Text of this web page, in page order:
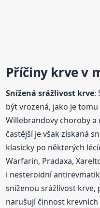
Příčiny krve v
Snížená srážlivost krve:
být vrozená, jako je
Willebrandovy choroby
častější je však získaná
klasicky po některých
Warfarin, Pradaxa,
i nesteroidní
sníženou srážlivost
narušují činnost krevních